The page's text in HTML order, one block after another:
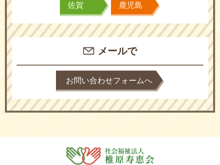
佐賀 鹿児島
メールで
お問い合わせフォームへ